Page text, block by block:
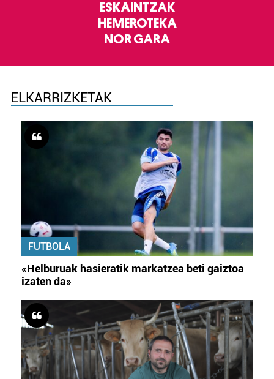
ESKAINTZAK
HEMEROTEKA
NOR GARA
ELKARRIZKETAK
FUTBOLA
«Helburuak hasieratik markatzea beti gaiztoa
izaten da»